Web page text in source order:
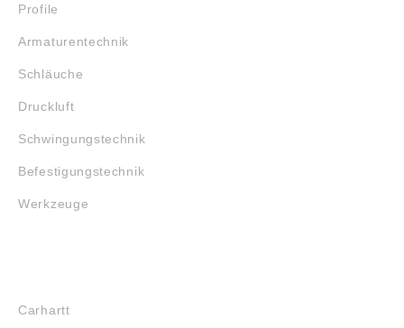
Profile
Armaturentechnik
Schläuche
Druckluft
Schwingungstechnik
Befestigungstechnik
Werkzeuge
Carhartt